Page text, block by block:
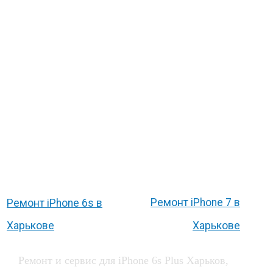
Ремонт iPhone 6s в
Харькове
Ремонт iPhone 7 в
Харькове
Ремонт и сервис для iPhone 6s Plus Харьков,